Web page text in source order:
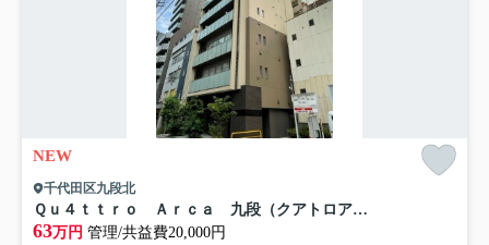
NEW
千代田区九段北
Ｑｕ４ｔｔｒｏ Ａｒｃａ 九段（クアトロアルカ九段）
63万円 管理/共益費20,000円